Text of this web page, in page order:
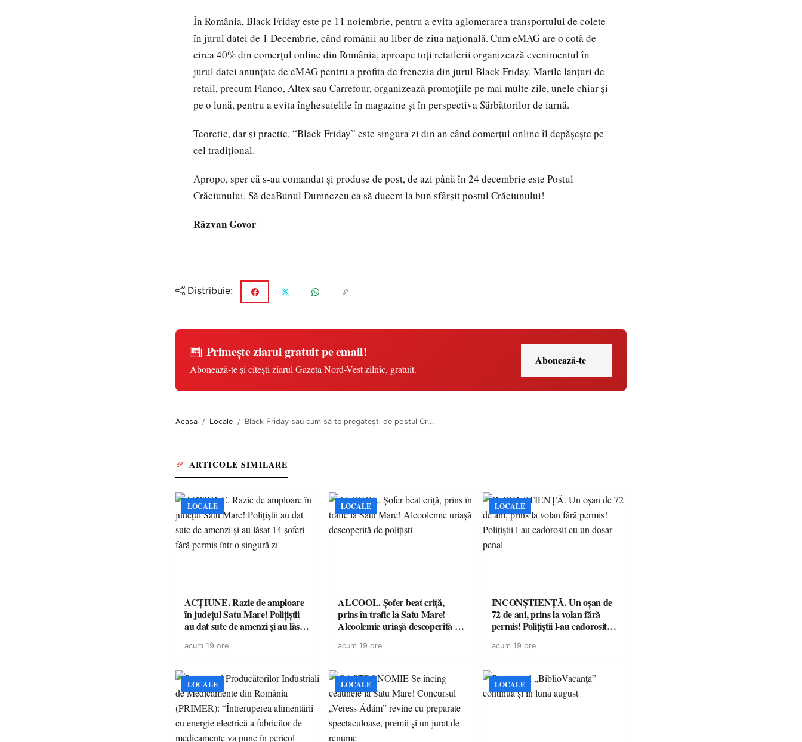
În România, Black Friday este pe 11 noiembrie, pentru a evita aglomerarea transportului de colete
în jurul datei de 1 Decembrie, când românii au liber de ziua națională. Cum eMAG are o cotă de
circa 40% din comerțul online din România, aproape toți retailerii organizează evenimentul în
jurul datei anunțate de eMAG pentru a profita de frenezia din jurul Black Friday. Marile lanțuri de
retail, precum Flanco, Altex sau Carrefour, organizează promoțiile pe mai multe zile, unele chiar și
pe o lună, pentru a evita înghesuielile în magazine și în perspectiva Sărbătorilor de iarnă.
Teoretic, dar și practic, “Black Friday” este singura zi din an când comerțul online îl depășește pe
cel tradițional.
Apropo, sper că s-au comandat și produse de post, de azi până în 24 decembrie este Postul
Crăciunului. Să deaBunul Dumnezeu ca să ducem la bun sfârșit postul Crăciunului!
Răzvan Govor
Distribuie:
Primește ziarul gratuit pe email!
Abonează-te și citești ziarul Gazeta Nord-Vest zilnic, gratuit.
Abonează-te
Acasa Locale Black Friday sau cum să te pregătești de postul Cr...
ARTICOLE SIMILARE
LOCALE
ACȚIUNE. Razie de amploare
în județul Satu Mare! Polițiștii
au dat sute de amenzi și au lăsat
singură zi
acum 19 ore
LOCALE
ALCOOL. Șofer beat criță,
prins în trafic la Satu Mare!
Alcoolemie uriașă descoperită de
acum 19 ore
LOCALE
INCONȘTIENȚĂ. Un oșan de
72 de ani, prins la volan fără
permis! Polițiștii l-au cadorosit
acum 19 ore
LOCALE LOCALE LOCALE